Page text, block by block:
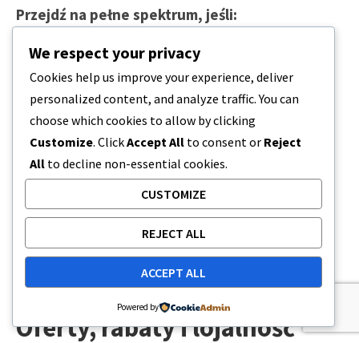
Przejdź na pełne spektrum, jeśli:
Śladowe ilości THC są w porządku.
Potrzebujesz jak najwięcej związków
roślinnych.
Wybierz szerokie spektrum działania, jeśli:
Nie chcesz w ogóle THC.
Lubisz mieć trochę kannabinoidów, ale nie
chcesz mieć THC.
Oferty, rabaty i lojalność
We respect your privacy
Cookies help us improve your experience, deliver
personalized content, and analyze traffic. You can
choose which cookies to allow by clicking
Customize. ClickAccept All to consent or Reject
All to decline non-essential cookies.
CUSTOMIZE
REJECT ALL
ACCEPT ALL
Powered by